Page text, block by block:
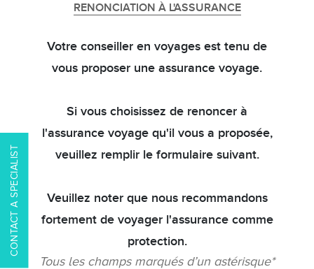
CONTACT A SPECIALIST
RENONCIATION À L'ASSURANCE
Votre conseiller en voyages est tenu de
vous proposer une assurance voyage.
Si vous choisissez de renoncer à
l'assurance voyage qu'il vous a proposée,
veuillez remplir le formulaire suivant.
Veuillez noter que nous recommandons
fortement de voyager l'assurance comme
protection.
Tous les champs marqués d’un astérisque*